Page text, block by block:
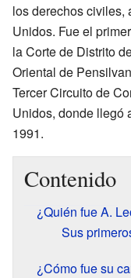
los derechos civiles,
Unidos. Fue el
la Corte de Distrito
Oriental de
Tercer Circuito de
Unidos, donde llegó
1991.
Contenido
¿Quién fue A.
Sus
¿Cómo fue su